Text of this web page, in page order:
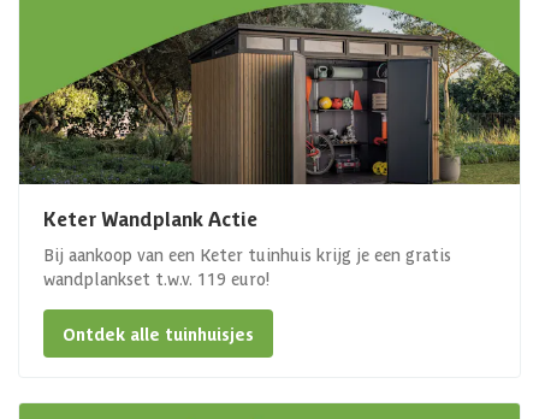
Keter Wandplank Actie
Bij aankoop van een Keter tuinhuis krijg je een gratis
wandplankset t.w.v. 119 euro!
Ontdek alle tuinhuisjes